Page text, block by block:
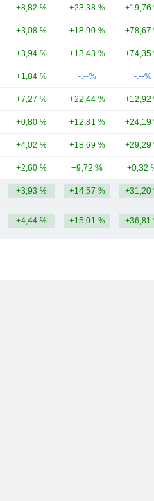
+8,82 % +23,38 % +19,76
+3,08 % +18,90 % +78,67
+3,94 % +13,43 % +74,35
+1,84 % -.--% -.--%
+7,27 % +22,44 % +12,92
+0,80 % +12,81 % +24,19
+4,02 % +18,69 % +29,29
+2,60 % +9,72 % +0,32
+3,93 % +14,57 % +31,20
+4,44 % +15,01 % +36,81